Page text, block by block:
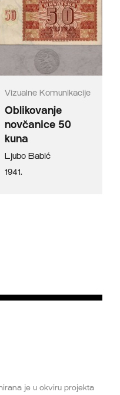
Vizualne Komunikacije
Oblikovanje
novčanice 50
kuna
Ljubo Babić
1941.
je u okviru projekta